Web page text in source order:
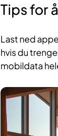
Tips for
Last ned
hvis du
mobildata